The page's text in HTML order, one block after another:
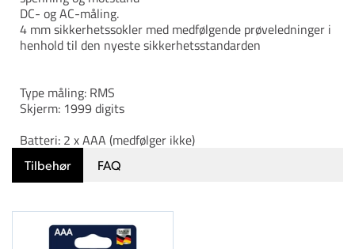
DC- og AC-måling.
4 mm sikkerhetssokler med medfølgende prøveledninger i
henhold til den nyeste sikkerhetsstandarden
Type måling: RMS
Skjerm: 1999 digits
Batteri: 2 x AAA (medfølger ikke)
Tilbehør FAQ